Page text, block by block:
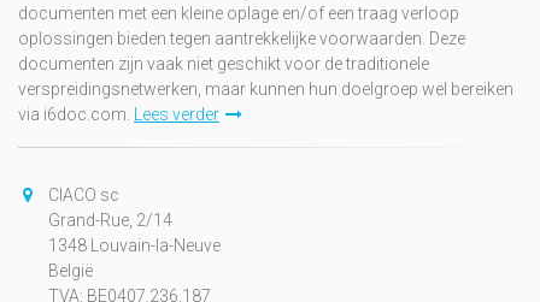
documenten met een kleine oplage en/of een traag verloop
oplossingen bieden tegen aantrekkelijke voorwaarden. Deze
documenten zijn vaak niet geschikt voor de traditionele
verspreidingsnetwerken, maar kunnen hun doelgroep wel bereiken
via i6doc.com.
Lees verder
CIACO sc
Grand-Rue, 2/14
1348 Louvain-la-Neuve
België
TVA: BE0407.236.187